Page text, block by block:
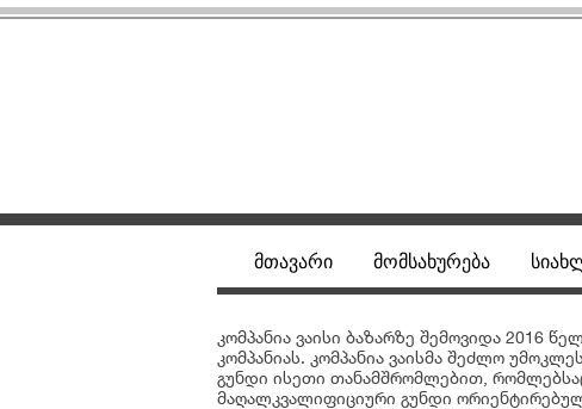
კომპანია ვაისი ბაზარზე შემოვიდა 2016
კომპანიას. კომპანია ვაისმა შეძლო
გუნდი ისეთი თანამშრომლებით,
მაღალკვალიფიციური გუნდი
მთავარი მომსახურება